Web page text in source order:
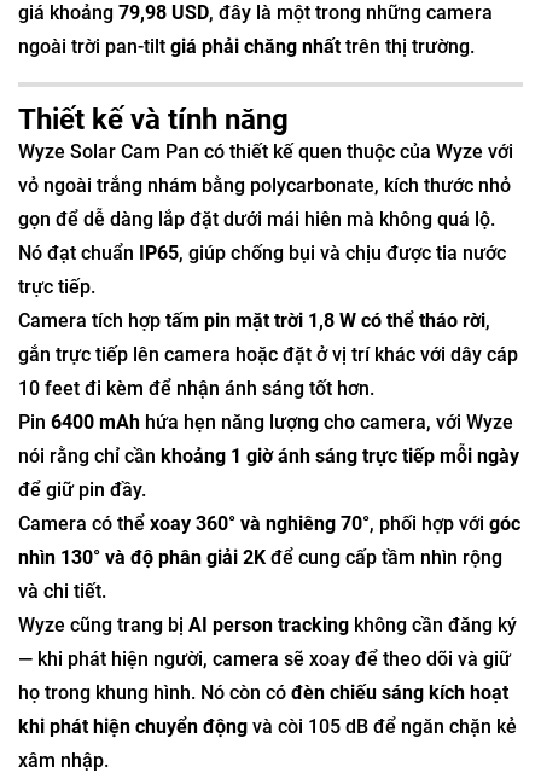
giá khoảng 79,98 USD, đây là một trong những camera
ngoài trời pan-tilt giá phải chăng nhấttrên thị trường.
Thiết kế và tính năng
Wyze Solar Cam Pan có thiết kế quen thuộc của Wyze với
vỏ ngoài trắng nhám bằng polycarbonate, kích thước nhỏ
gọn để dễ dàng lắp đặt dưới mái hiên mà không quá lộ.
Nó đạt chuẩn IP65, giúp chống bụi và chịu được tia nước
trực tiếp.
Camera tích hợp tấm pin mặt trời 1,8 W có thể tháo rời,
gắn trực tiếp lên camera hoặc đặt ở vị trí khác với dây cáp
10 feet đi kèm để nhận ánh sáng tốt hơn.
Pin 6400 mAh hứa hẹn năng lượng cho camera, với Wyze
nói rằng chỉ cần khoảng 1 giờ ánh sáng trực tiếp mỗi ngày
để giữ pin đầy.
Camera có thể xoay 360° và nghiêng 70°, phối hợp với góc
nhìn 130° và độ phân giải 2K để cung cấp tầm nhìn rộng
và chi tiết.
Wyze cũng trang bị AI person tracking không cần đăng ký
— khi phát hiện người, camera sẽ xoay để theo dõi và giữ
họ trong khung hình. Nó còn có đèn chiếu sáng kích hoạt
khi phát hiện chuyển động và còi 105 dB để ngăn chặn kẻ
xâm nhập.